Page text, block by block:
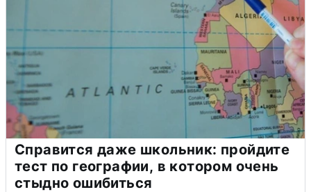
Справится даже школьник: пройдите
тест по географии, в котором очень
стыдно ошибиться